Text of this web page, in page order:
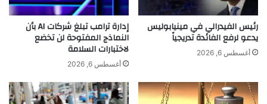
ح
و
ل
ى
2
5
رئيس الفيدرالي في مينيابوليس
يدعو لرفع الفائدة تدريجياً
أغسطس 6, 2026
إدارة ترامب تبلغ شركات AI بأن
النماذج المفتوحة لن تخضع
لاختبارات السلامة
أغسطس 6, 2026